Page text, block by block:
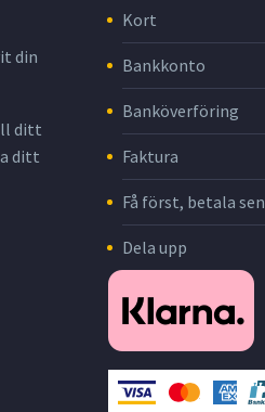
din
ditt
ditt
Kort
Bankkonto
Banköverföring
Faktura
Få först, betala sen
Dela upp